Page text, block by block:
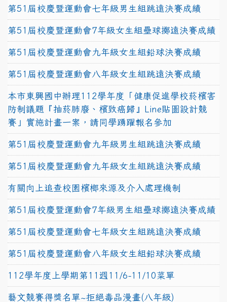
第51屆校慶暨運動會七年級男生組跳遠決賽成績
第51屆校慶暨運動會7年級女生組壘球擲遠決賽成績
第51屆校慶暨運動會九年級女生組鉛球決賽成績
第51屆校慶暨運動會八年級女生組跳遠決賽成績
本市東興國中辦理112學年度「健康促進學校菸檳害
防制議題『抽菸肺廢、檳致癌歸』Line貼圖設計競
賽」實施計畫一案，請同學踴躍報名參加
第51屆校慶暨運動會九年級男生組跳遠決賽成績
第51屆校慶暨運動會九年級女生組跳遠決賽成績
有關向上追查校園檳榔來源及介入處理機制
第51屆校慶暨運動會7年級男生組壘球擲遠決賽成績
第51屆校慶暨運動會七年級女生組跳遠決賽成績
第51屆校慶暨運動會八年級女生組鉛球決賽成績
112學年度上學期第11週11/6-11/10菜單
藝文競賽得獎名單~拒絕毒品漫畫(八年級)